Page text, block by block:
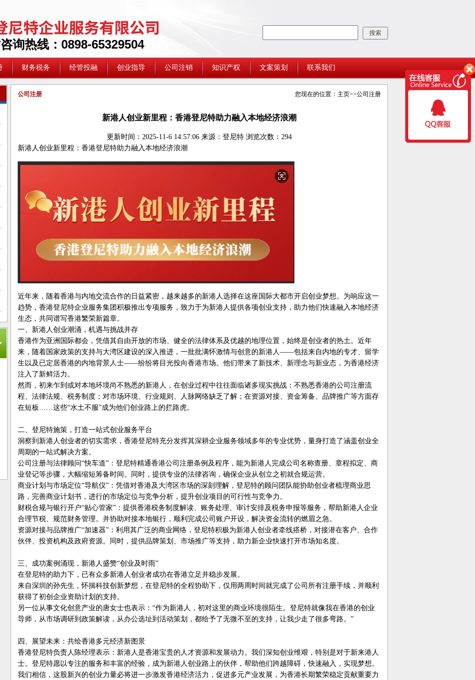
询热线：0898-65329504
财务税务 经管投融 创业指导 公司注销 知识产权 文案策划 联系我们
公司注册 您现在的位置： 主页>>公司注册
新港人创业新里程：香港登尼特助力融入本地经济浪潮
更新时间： 2025-11-6 14:57:06 来源： 登尼特 浏览次数：294
新港人创业新里程：香港登尼特助力融入本地经济浪潮
近年来，随着香港与内地交流合作的日益紧密，越来越多的新港人选择在这座国际大都市开启创业梦想。为响应这一
趋势，香港登尼特企业服务集团积极推出专项服务，致力于为新港人提供各项创业支持，助力他们快速融入本地经济
生态，共同谱写香港繁荣新篇章。
一、新港人创业潮涌，机遇与挑战并存
香港作为亚洲国际都会，凭借其自由开放的市场、健全的法律体系及优越的地理位置，始终是创业者的热土。近年
来，随着国家政策的支持与大湾区建设的深入推进，一批批满怀激情与创意的新港人——包括来自内地的专才、留学
生以及已定居香港的内地背景人士——纷纷将目光投向香港市场。他们带来了新技术、新理念与新业态，为香港经济
注入了新鲜活力。
然而，初来乍到或对本地环境尚不熟悉的新港人，在创业过程中往往面临诸多现实挑战：不熟悉香港的公司注册流
程、法律法规、税务制度；对市场环境、行业规则、人脉网络缺乏了解；在资源对接、资金筹备、品牌推广等方面存
在短板……这些“水土不服”成为他们创业路上的拦路虎。
二、登尼特施策，打造一站式创业服务平台
洞察到新港人创业者的切实需求，香港登尼特充分发挥其深耕企业服务领域多年的专业优势，量身打造了涵盖创业全
周期的一站式解决方案。
公司注册与法律顾问“快车道”：登尼特精通香港公司注册条例及程序，能为新港人完成公司名称查册、章程拟定、商
业登记等步骤，大幅缩短筹备时间。同时，提供专业的法律咨询，确保企业从创立之初就合规运营。
商业计划与市场定位“导航仪”：凭借对香港及大湾区市场的深刻理解，登尼特的顾问团队能协助创业者梳理商业思
路，完善商业计划书，进行的市场定位与竞争分析，提升创业项目的可行性与竞争力。
财税合规与银行开户“贴心管家”：提供香港税务制度解读、账务处理、审计安排及税务申报等服务，帮助新港人企业
合理节税、规范财务管理。并协助对接本地银行，顺利完成公司账户开设，解决资金流转的燃眉之急。
资源对接与品牌推广“加速器”：利用其广泛的商业网络，登尼特积极为新港人创业者牵线搭桥，对接潜在客户、合作
伙伴、投资机构及政府资源。同时，提供品牌策划、市场推广等支持，助力新企业快速打开市场知名度。
三、成功案例涌现，新港人盛赞“创业及时雨”
在登尼特的助力下，已有众多新港人创业者成功在香港立足并稳步发展。
来自深圳的孙先生，怀揣科技创新梦想，在登尼特的全程协助下，仅用两周时间就完成了公司所有注册手续，并顺利
获得了初创企业资助计划的支持。
另一位从事文化创意产业的唐女士也表示：“作为新港人，初对这里的商业环境很陌生。登尼特就像我在香港的创业
导师，从市场调研到政策解读，从办公选址到活动策划，都给予了无微不至的支持，让我少走了很多弯路。”
四、展望未来：共绘香港多元经济新图景
香港登尼特负责人陈经理表示：新港人是香港宝贵的人才资源和发展动力。我们深知创业维艰，特别是对于新来港人
士。登尼特愿以专注的服务和丰富的经验，成为新港人创业路上的伙伴，帮助他们跨越障碍，快速融入，实现梦想。
我们相信，这股新兴的创业力量必将进一步激发香港经济活力，促进多元产业发展，为香港长期繁荣稳定贡献重要力